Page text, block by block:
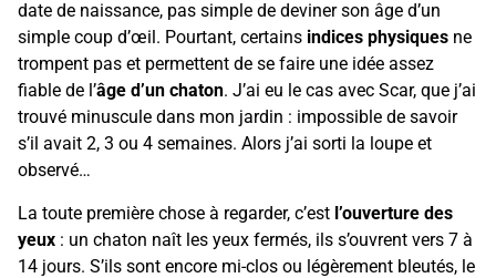
date de naissance, pas simple de deviner son âge d’un
simple coup d’œil. Pourtant, certains indices physiques ne
trompent pas et permettent de se faire une idée assez
fiable de l’âge d’un chaton. J’ai eu le cas avec Scar, que j’ai
trouvé minuscule dans mon jardin : impossible de savoir
s’il avait 2, 3 ou 4 semaines. Alors j’ai sorti la loupe et
observé…
La toute première chose à regarder, c’est l’ouverture des
yeux : un chaton naît les yeux fermés, ils s’ouvrent vers 7 à
14 jours. S’ils sont encore mi-clos ou légèrement bleutés, le